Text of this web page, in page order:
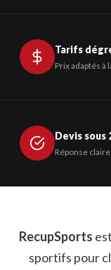
Tarifs
Prix adaptés à
Devis sous
Réponse
RecupSports
sportifs pour